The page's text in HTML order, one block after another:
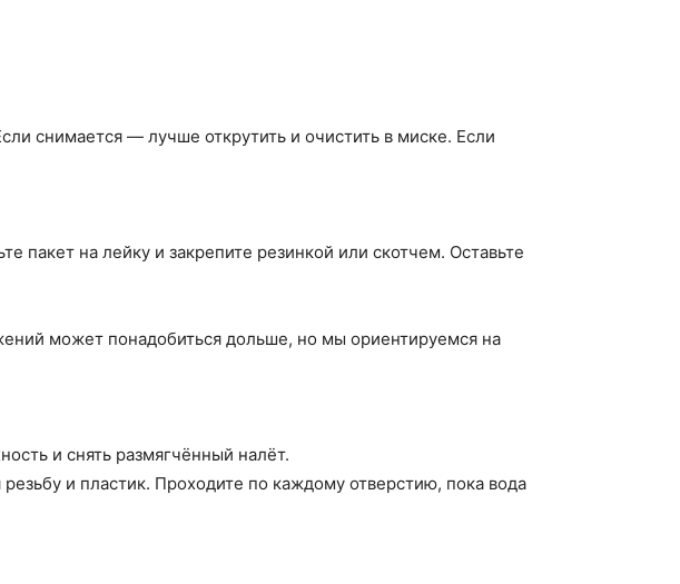
снимается — лучше открутить и очистить в миске. Если
пакет на лейку и закрепите резинкой или скотчем. Оставьте
может понадобиться дольше, но мы ориентируемся на
и снять размягчённый налёт.
и пластик. Проходите по каждому отверстию, пока вода